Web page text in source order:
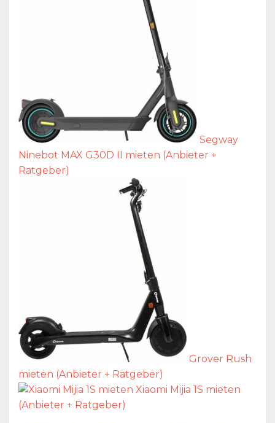
Segway
Ninebot MAX G30D II mieten (Anbieter +
Ratgeber)
Grover Rush
mieten (Anbieter + Ratgeber)
Xiaomi Mijia 1S mieten
(Anbieter + Ratgeber)